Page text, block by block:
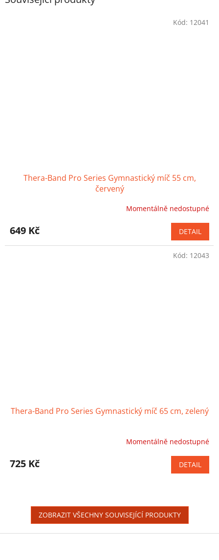
Thera-Band Pro Series Gymnastický míč 55 cm,
červený
produktu
4,6
Momentálně nedostupné
649 Kč DETAIL
Kód: 12041
Thera-Band Pro Series Gymnastický míč 65 cm, zelený
produktu
hvězdiček.
Momentálně nedostupné
725 Kč DETAIL
Kód: 12043
ZOBRAZIT VŠECHNY SOUVISEJÍCÍ PRODUKTY
Z